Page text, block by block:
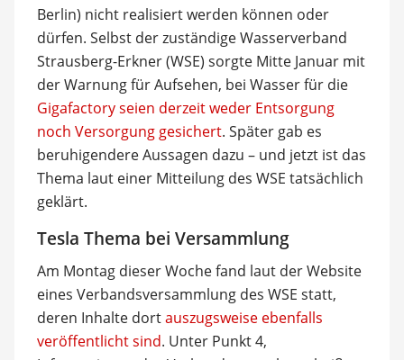
Berlin) nicht realisiert werden können oder
dürfen. Selbst der zuständige Wasserverband
Strausberg-Erkner (WSE) sorgte Mitte Januar mit
der Warnung für Aufsehen, bei Wasser für die
Gigafactory seien derzeit weder Entsorgung
noch Versorgung gesichert. Später gab es
beruhigendere Aussagen dazu – und jetzt ist das
Thema laut einer Mitteilung des WSE tatsächlich
geklärt.
Tesla Thema bei Versammlung
Am Montag dieser Woche fand laut der Website
eines Verbandsversammlung des WSE statt,
deren Inhalte dortauszugsweise ebenfalls
veröffentlicht sind. Unter Punkt 4,